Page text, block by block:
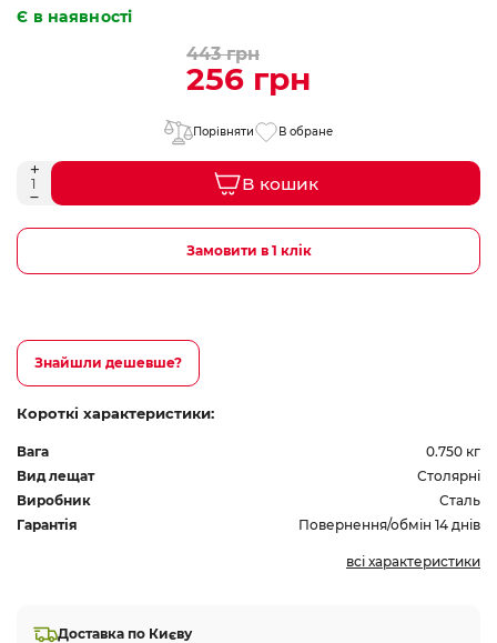
Є в наявності
443 грн
256 грн
Порівняти В обране
В кошик
Замовити в 1 клік
Знайшли дешевше?
Короткі характеристики:
Вага
0.750 кг
Вид лещат
Столярні
Виробник
Сталь
Гарантія
Повернення/обмін 14 днів
всі характеристики
Доставка по Києву